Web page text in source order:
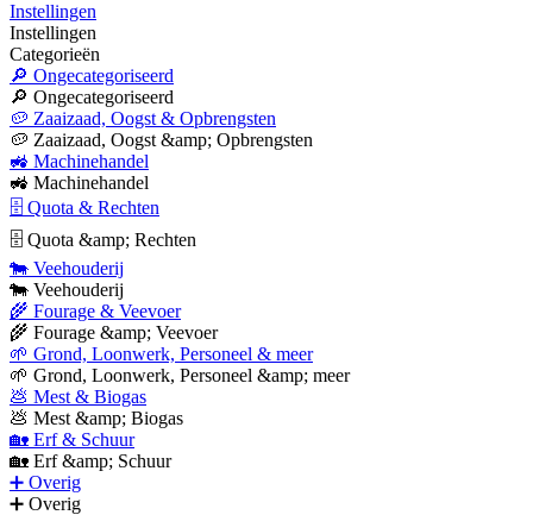
Instellingen
Instellingen
Categorieën
🔎 Ongecategoriseerd
🔎 Ongecategoriseerd
🥔 Zaaizaad, Oogst & Opbrengsten
🥔 Zaaizaad, Oogst &amp; Opbrengsten
🚜 Machinehandel
🚜 Machinehandel
🗄 Quota & Rechten
🗄 Quota &amp; Rechten
🐄 Veehouderij
🐄 Veehouderij
🌾 Fourage & Veevoer
🌾 Fourage &amp; Veevoer
🌱 Grond, Loonwerk, Personeel & meer
🌱 Grond, Loonwerk, Personeel &amp; meer
💩 Mest & Biogas
💩 Mest &amp; Biogas
🏡 Erf & Schuur
🏡 Erf &amp; Schuur
➕ Overig
➕ Overig